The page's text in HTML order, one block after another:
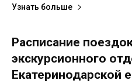
Узнать больше
Расписание
экскурсионного
Екатеринодарской